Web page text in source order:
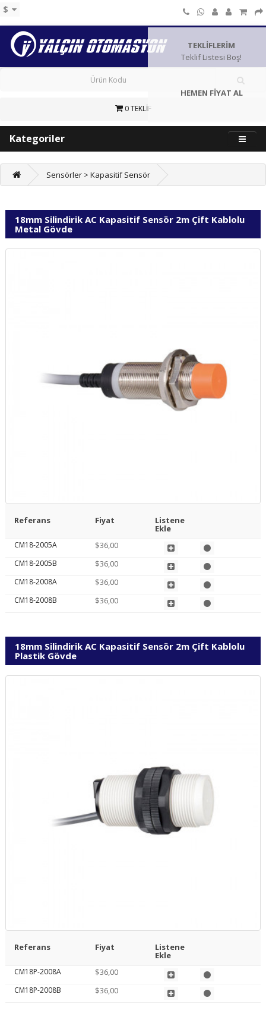
$
0 TEKLİF
TEKLİFLERİM
Teklif Listesi Boş!
HEMEN FİYAT AL
Kategoriler
Sensörler > Kapasitif Sensör
18mm Silindirik AC Kapasitif Sensör 2m Çift Kablolu
Metal Gövde
Referans Fiyat Listene
Ekle
CM18-2005A $36,00
CM18-2005B $36,00
CM18-2008A $36,00
CM18-2008B $36,00
18mm Silindirik AC Kapasitif Sensör 2m Çift Kablolu
Plastik Gövde
Referans Fiyat Listene
Ekle
CM18P-2008A $36,00
CM18P-2008B $36,00